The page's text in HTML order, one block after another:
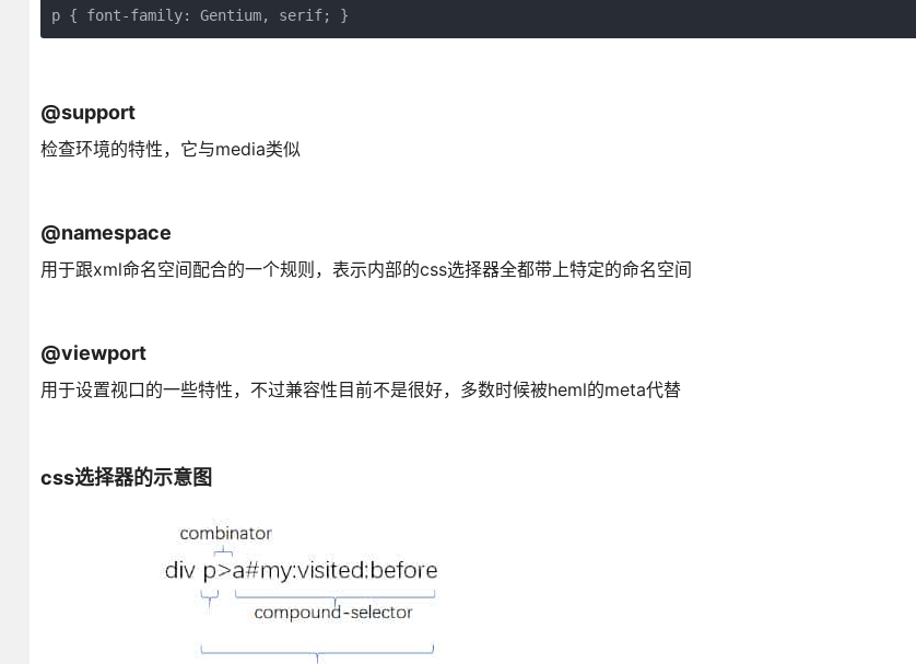
p { font-family: Gentium, serif; }
@support
检查环境的特性，它与media类似
@namespace
用于跟xml命名空间配合的一个规则，表示内部的css选择器全都带上特定的命名空间
@viewport
用于设置视口的一些特性，不过兼容性目前不是很好，多数时候被heml的meta代替
css选择器的示意图